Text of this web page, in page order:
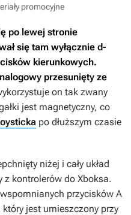
promocyjne
po lewej stronie
się tam wyłącznie d-
kierunkowych.
przesunięty ze
on tak zwany
jest magnetyczny, co
po dłuższym czasie
niżej i cały układ
z kontrolerów do Xboksa.
przycisków A
jest umieszczony przy